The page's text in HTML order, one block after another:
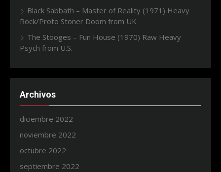
Black Sabbath – Master of Reality (1971) Heavy
Rock/Proto Stoner Doom from UK
The Stooges – Fun House (1970) Raw Heavy
Psych from U.S.
Archivos
diciembre 2022
noviembre 2022
octubre 2022
septiembre 2022